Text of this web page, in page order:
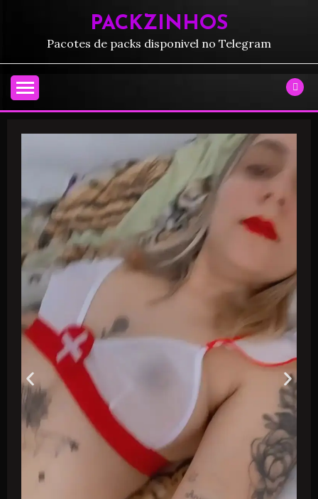
PACKZINHOS
Pacotes de packs disponivel no Telegram